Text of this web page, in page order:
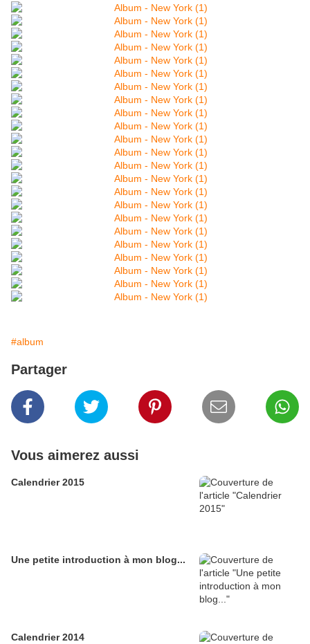
#album
Partager
Vous aimerez aussi
Calendrier 2015
Une petite introduction à mon blog...
Calendrier 2014